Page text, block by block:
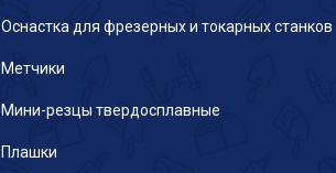
Оснастка для фрезерных и токарных станков
Метчики
Мини-резцы твердосплавные
Плашки